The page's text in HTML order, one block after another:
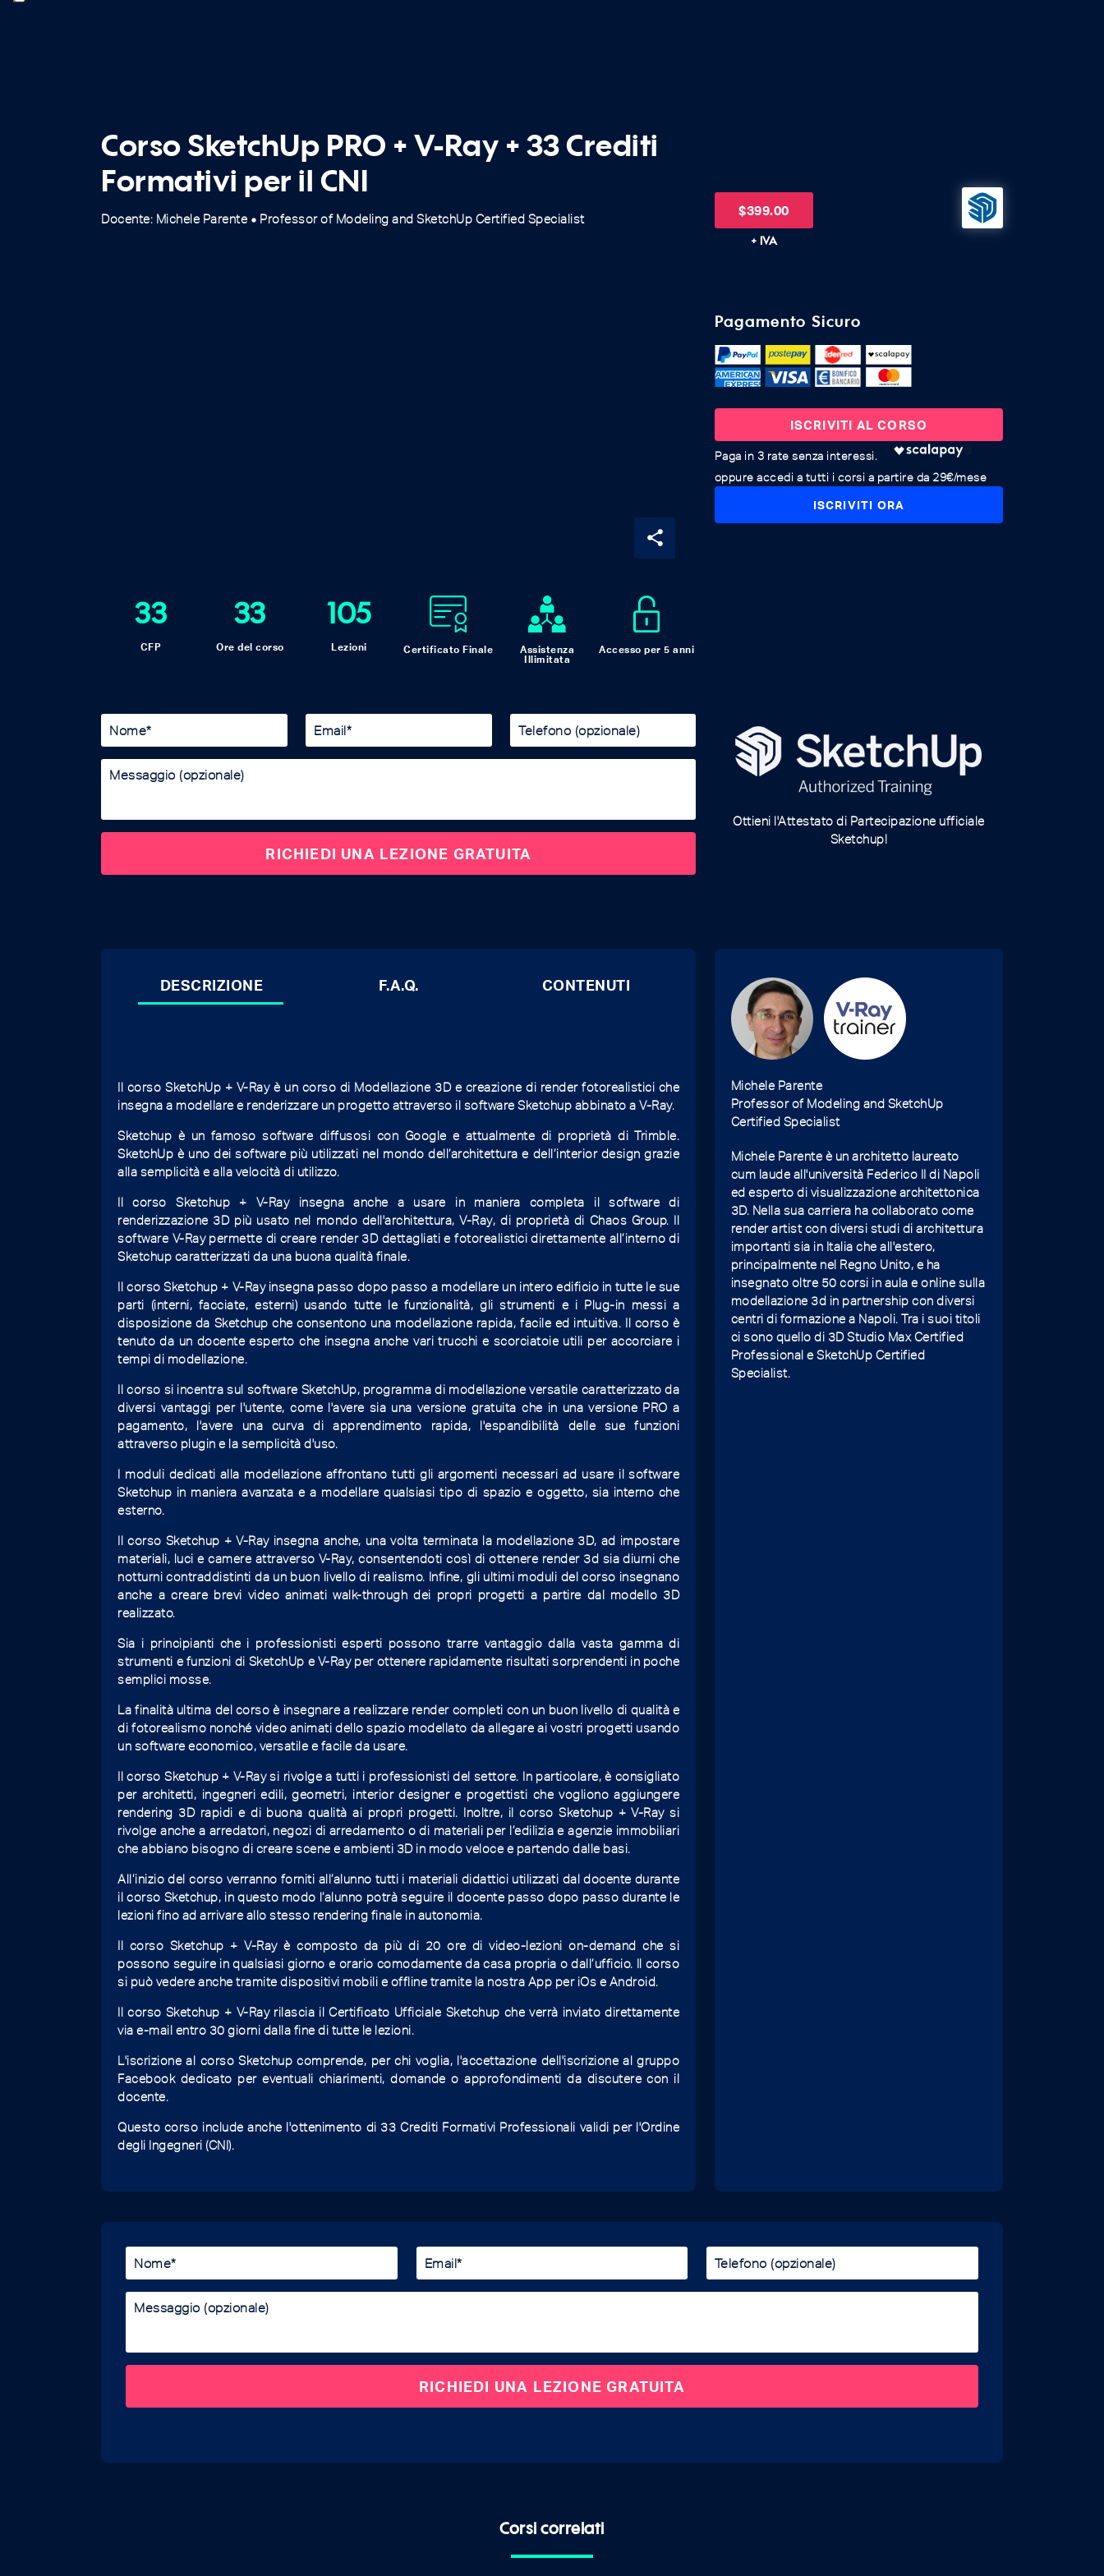
Corso SketchUp PRO + V-Ray + 33 Crediti
Formativi per il CNI
Docente: Michele Parente fiber_manual_record Professor of Modeling and SketchUp Certified Specialist
$399.00
+ IVA
share
33
CFP
33
Ore del corso
105
Lezioni Certificato Finale
Assistenza
Illimitata
Accesso per 5 anni
Pagamento Sicuro
ISCRIVITI AL CORSO
oppure accedi a tutti i corsi a partire da 29€/mese
ISCRIVITI ORA
Ottieni l'Attestato di Partecipazione ufficiale
Sketchup!
DESCRIZIONE F.A.Q. CONTENUTI
Il corso SketchUp + V-Ray è un corso di Modellazione 3D e creazione di render fotorealistici che
insegna a modellare e renderizzare un progetto attraverso il software Sketchup abbinato a V-Ray.
Sketchup è un famoso software diffusosi con Google e attualmente di proprietà di Trimble.
SketchUp è uno dei software più utilizzati nel mondo dell’architettura e dell’interior design grazie
alla semplicità e alla velocità di utilizzo.
Il corso Sketchup + V-Ray insegna anche a usare in maniera completa il software di
renderizzazione 3D più usato nel mondo dell'architettura, V-Ray, di proprietà di Chaos Group. Il
software V-Ray permette di creare render 3D dettagliati e fotorealistici direttamente all’interno di
Sketchup caratterizzati da una buona qualità finale.
Il corso Sketchup + V-Ray insegna passo dopo passo a modellare un intero edificio in tutte le sue
parti (interni, facciate, esterni) usando tutte le funzionalità, gli strumenti e i Plug-in messi a
disposizione da Sketchup che consentono una modellazione rapida, facile ed intuitiva. Il corso è
tenuto da un docente esperto che insegna anche vari trucchi e scorciatoie utili per accorciare i
tempi di modellazione.
Il corso si incentra sul software SketchUp, programma di modellazione versatile caratterizzato da
diversi vantaggi per l'utente, come l'avere sia una versione gratuita che in una versione PRO a
pagamento, l'avere una curva di apprendimento rapida, l'espandibilità delle sue funzioni
attraverso plugin e la semplicità d'uso.
I moduli dedicati alla modellazione affrontano tutti gli argomenti necessari ad usare il software
Sketchup in maniera avanzata e a modellare qualsiasi tipo di spazio e oggetto, sia interno che
esterno.
Il corso Sketchup + V-Ray insegna anche, una volta terminata la modellazione 3D, ad impostare
materiali, luci e camere attraverso V-Ray, consentendoti così di ottenere render 3d sia diurni che
notturni contraddistinti da un buon livello di realismo. Infine, gli ultimi moduli del corso insegnano
anche a creare brevi video animati walk-through dei propri progetti a partire dal modello 3D
realizzato.
Sia i principianti che i professionisti esperti possono trarre vantaggio dalla vasta gamma di
strumenti e funzioni di SketchUp e V-Ray per ottenere rapidamente risultati sorprendenti in poche
semplici mosse.
La finalità ultima del corso è insegnare a realizzare render completi con un buon livello di qualità e
di fotorealismo nonché video animati dello spazio modellato da allegare ai vostri progetti usando
un software economico, versatile e facile da usare.
Il corso Sketchup + V-Ray si rivolge a tutti i professionisti del settore. In particolare, è consigliato
per architetti, ingegneri edili, geometri, interior designer e progettisti che vogliono aggiungere
rendering 3D rapidi e di buona qualità ai propri progetti. Inoltre, il corso Sketchup + V-Ray si
rivolge anche a arredatori, negozi di arredamento o di materiali per l’edilizia e agenzie immobiliari
che abbiano bisogno di creare scene e ambienti 3D in modo veloce e partendo dalle basi.
All’inizio del corso verranno forniti all’alunno tutti i materiali didattici utilizzati dal docente durante
il corso Sketchup, in questo modo l’alunno potrà seguire il docente passo dopo passo durante le
lezioni fino ad arrivare allo stesso rendering finale in autonomia.
Il corso Sketchup + V-Ray è composto da più di 20 ore di video-lezioni on-demand che si
possono seguire in qualsiasi giorno e orario comodamente da casa propria o dall’ufficio. Il corso
si può vedere anche tramite dispositivi mobili e offline tramite la nostra App per iOs e Android.
Il corso Sketchup + V-Ray rilascia il Certificato Ufficiale Sketchup che verrà inviato direttamente
via e-mail entro 30 giorni dalla fine di tutte le lezioni.
L'iscrizione al corso Sketchup comprende, per chi voglia, l'accettazione dell'iscrizione al gruppo
Facebook dedicato per eventuali chiarimenti, domande o approfondimenti da discutere con il
docente.
Questo corso include anche l'ottenimento di 33 Crediti Formativi Professionali validi per l'Ordine
degli Ingegneri (CNI).
Michele Parente
Professor of Modeling and SketchUp
Certified Specialist
Michele Parente è un architetto laureato
cum laude all'università Federico II di Napoli
ed esperto di visualizzazione architettonica
3D. Nella sua carriera ha collaborato come
render artist con diversi studi di architettura
importanti sia in Italia che all'estero,
principalmente nel Regno Unito, e ha
insegnato oltre 50 corsi in aula e online sulla
modellazione 3d in partnership con diversi
centri di formazione a Napoli. Tra i suoi titoli
ci sono quello di 3D Studio Max Certified
Professional e SketchUp Certified
Specialist.
Corsi correlati